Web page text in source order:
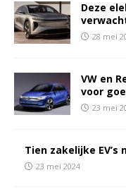
Deze
28 mei
VW en
voor
23 mei
Tien zakelijke
23 mei 2024